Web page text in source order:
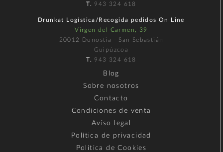
T. 943 324 618
Drunkat Logística/Recogida pedidos On Line
Virgen del Carmen, 39
20012 Donostia - San Sebastián
Guipúzcoa
T. 943 324 618
Blog
Sobre nosotros
Contacto
Condiciones de venta
Aviso legal
Política de privacidad
Política de Cookies